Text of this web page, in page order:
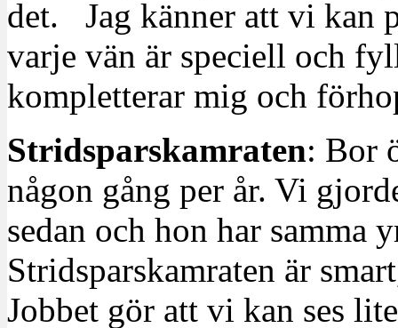
det. Jag känner att vi kan
varje vän är speciell och
kompletterar mig och
Stridsparskamraten: Bor
någon gång per år. Vi
sedan och hon har samma
Stridsparskamraten är
Jobbet gör att vi kan ses